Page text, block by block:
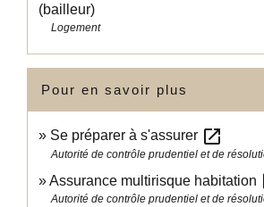
(bailleur)
Logement
Pour en savoir plus
Se préparer à s'assurer open_in_new
Autorité de contrôle prudentiel et de
Assurance multirisque habitation
Autorité de contrôle prudentiel et de